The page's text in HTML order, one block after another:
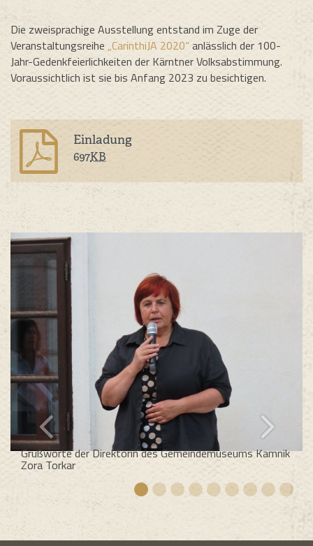
Die zweisprachige Ausstellung entstand im Zuge der
Veranstaltungsreihe „CarinthiJA 2020“ anlässlich der 100-
Jahr-Gedenkfeierlichkeiten der Kärntner Volksabstimmung.
Voraussichtlich ist sie bis Anfang 2023 zu besichtigen.
Einladung
697KB
Grußworte der Direktorin des Gemeindemuseums Kamnik
Zora Torkar